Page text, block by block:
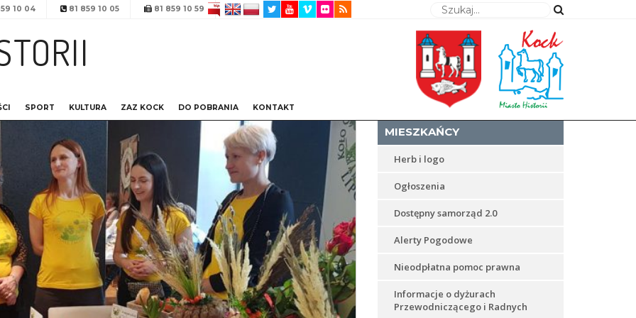
10 04 81 859 10 05 81 859 10 59 Wyszukaj
SPORT KULTURA ZAZ KOCK DO POBRANIA KONTAKT
MIESZKAŃCY
Herb i logo
Ogłoszenia
Dostępny samorząd 2.0
Alerty Pogodowe
Nieodpłatna pomoc prawna
Informacje o dyżurach
Przewodniczącego i Radnych